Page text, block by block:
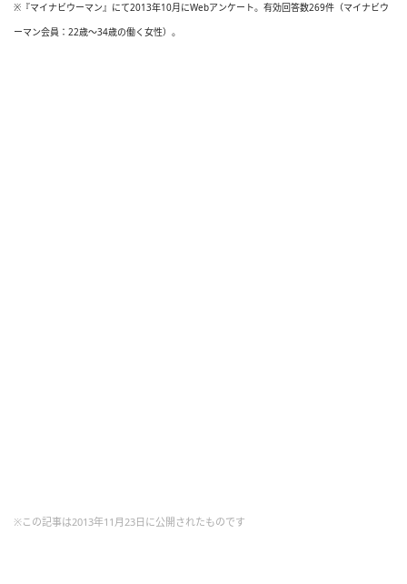
※『マイナビウーマン』にて2013年10月にWebアンケート。有効回答数269件（マイナビウ
ーマン会員：22歳～34歳の働く女性）。
※この記事は2013年11月23日に公開されたものです